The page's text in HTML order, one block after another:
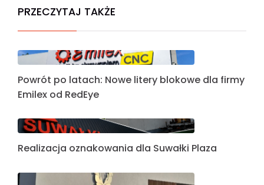
PRZECZYTAJ TAKŻE
Powrót po latach: Nowe litery blokowe dla firmy
Emilex od RedEye
Realizacja oznakowania dla Suwałki Plaza